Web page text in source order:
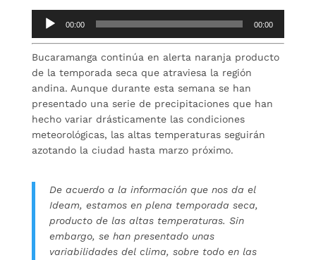
Reproductor
audio
00:00 00:00
Bucaramanga continúa en alerta naranja producto
de la temporada seca que atraviesa la región
andina. Aunque durante esta semana se han
presentado una serie de precipitaciones que han
hecho variar drásticamente las condiciones
meteorológicas, las altas temperaturas seguirán
azotando la ciudad hasta marzo próximo.
De acuerdo a la información que nos da el
Ideam, estamos en plena temporada seca,
producto de las altas temperaturas. Sin
embargo, se han presentado unas
variabilidades del clima, sobre todo en las